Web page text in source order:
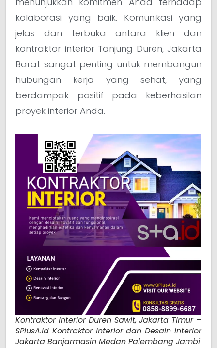
kolaborasi yang baik. Komunikasi yang
jelas dan terbuka antara klien dan
kontraktor interior Tanjung Duren, Jakarta
Barat sangat penting untuk membangun
hubungan kerja yang sehat, yang
berdampak positif pada keberhasilan
proyek interior Anda.
Kontraktor Interior Duren Sawit, Jakarta Timur –
SPlusA.id Kontraktor Interior dan Desain Interior
Jakarta Banjarmasin Medan Palembang Jambi